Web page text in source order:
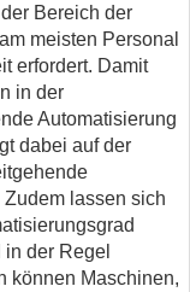
Bereich der
meisten Personal
erfordert. Damit
in der
Automatisierung
dabei auf der
lassen sich
der Regel
können Maschinen,